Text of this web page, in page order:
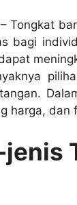
– Tongkat
bagi
harga, dan